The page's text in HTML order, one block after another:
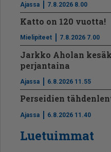
Ajassa 7.8.2026 8.00
Katto on 120 vuotta!
Mielipiteet 7.8.2026 7.00
Jarkko Aholan
perjantaina
Ajassa 6.8.2026 11.55
Perseidien
Ajassa 6.8.2026 11.40
Luetuimmat